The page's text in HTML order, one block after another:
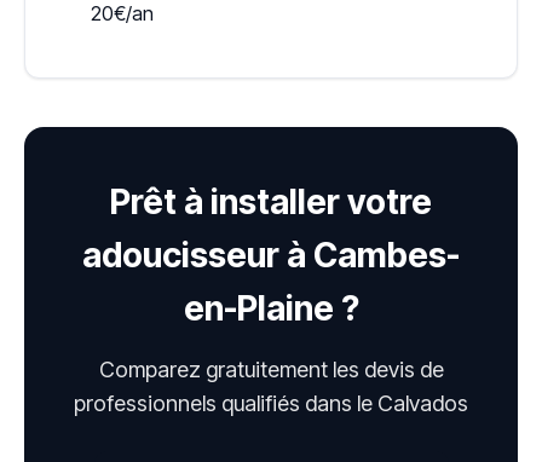
20€/an
Prêt à installer votre
adoucisseur à Cambes-
en-Plaine ?
Comparez gratuitement les devis de
professionnels qualifiés dans le Calvados